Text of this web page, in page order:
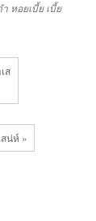
ำ หอยเบี้ย เบี้ย
ส
น่ห์ »